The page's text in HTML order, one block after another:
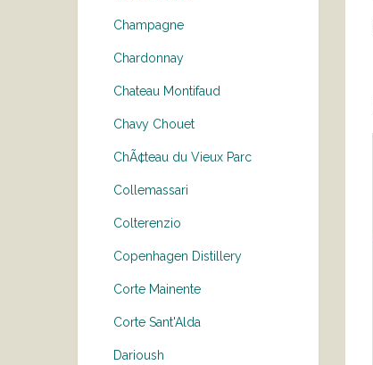
Champagne
Chardonnay
Chateau Montifaud
Chavy Chouet
ChÃ¢teau du Vieux Parc
Collemassari
Colterenzio
Copenhagen Distillery
Corte Mainente
Corte Sant'Alda
Darioush